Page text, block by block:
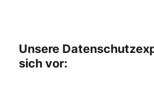
Unsere
sich vor: